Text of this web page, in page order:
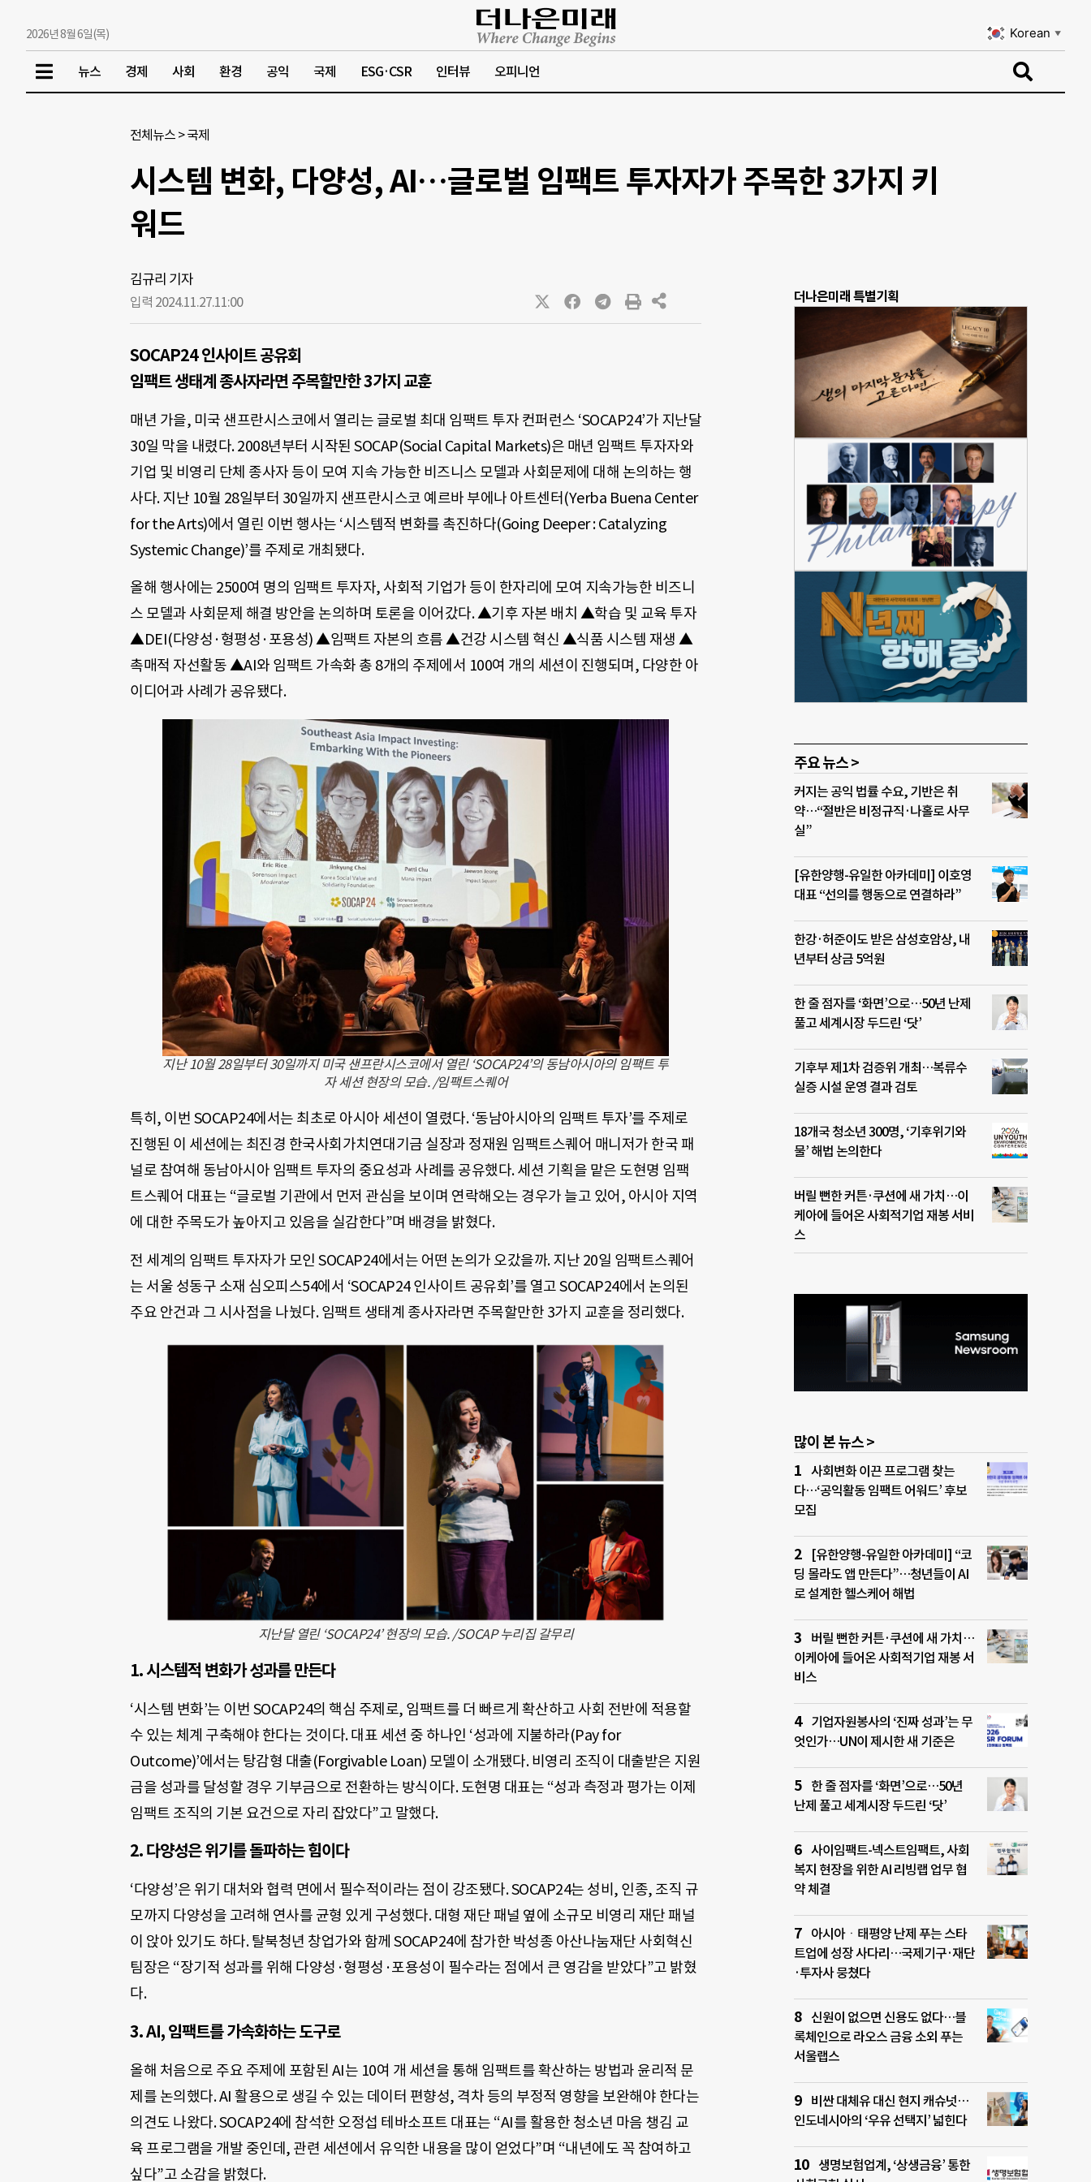
2026년 8월 6일(목) Korean ▼
뉴스 경제 사회 환경 공익 국제 ESG·CSR 인터뷰 오피니언
전체뉴스 >국제
시스템 변화, 다양성, AI…글로벌 임팩트 투자자가 주목한 3가지 키
워드
김규리 기자
입력 2024.11.27.11:00
SOCAP24 인사이트 공유회
임팩트 생태계 종사자라면 주목할만한 3가지 교훈
매년 가을, 미국 샌프란시스코에서 열리는 글로벌 최대 임팩트 투자 컨퍼런스 ‘SOCAP24’가 지난달
30일 막을 내렸다. 2008년부터 시작된 SOCAP(Social Capital Markets)은 매년 임팩트 투자자와
기업 및 비영리 단체 종사자 등이 모여 지속 가능한 비즈니스 모델과 사회문제에 대해 논의하는 행
사다. 지난 10월 28일부터 30일까지 샌프란시스코 예르바 부에나 아트센터(Yerba Buena Center
for the Arts)에서 열린 이번 행사는 ‘시스템적 변화를 촉진하다(Going Deeper : Catalyzing
Systemic Change)’를 주제로 개최됐다.
올해 행사에는 2500여 명의 임팩트 투자자, 사회적 기업가 등이 한자리에 모여 지속가능한 비즈니
스 모델과 사회문제 해결 방안을 논의하며 토론을 이어갔다. ▲기후 자본 배치 ▲학습 및 교육 투자
▲DEI(다양성·형평성·포용성) ▲임팩트 자본의 흐름 ▲건강 시스템 혁신 ▲식품 시스템 재생 ▲
촉매적 자선활동 ▲AI와 임팩트 가속화 총 8개의 주제에서 100여 개의 세션이 진행되며, 다양한 아
이디어과 사례가 공유됐다.
지난 10월 28일부터 30일까지 미국 샌프란시스코에서 열린 ‘SOCAP24’의 동남아시아의 임팩트 투
자 세션 현장의 모습. /임팩트스퀘어
특히, 이번 SOCAP24에서는 최초로 아시아 세션이 열렸다. ‘동남아시아의 임팩트 투자’를 주제로
진행된 이 세션에는 최진경 한국사회가치연대기금 실장과 정재원 임팩트스퀘어 매니저가 한국 패
널로 참여해 동남아시아 임팩트 투자의 중요성과 사례를 공유했다. 세션 기획을 맡은 도현명 임팩
트스퀘어 대표는 “글로벌 기관에서 먼저 관심을 보이며 연락해오는 경우가 늘고 있어, 아시아 지역
에 대한 주목도가 높아지고 있음을 실감한다”며 배경을 밝혔다.
전 세계의 임팩트 투자자가 모인 SOCAP24에서는 어떤 논의가 오갔을까. 지난 20일 임팩트스퀘어
는 서울 성동구 소재 심오피스54에서 ‘SOCAP24 인사이트 공유회’를 열고 SOCAP24에서 논의된
주요 안건과 그 시사점을 나눴다. 임팩트 생태계 종사자라면 주목할만한 3가지 교훈을 정리했다.
지난달 열린 ‘SOCAP24’ 현장의 모습. /SOCAP 누리집 갈무리
1. 시스템적 변화가 성과를 만든다
‘시스템 변화’는 이번 SOCAP24의 핵심 주제로, 임팩트를 더 빠르게 확산하고 사회 전반에 적용할
수 있는 체계 구축해야 한다는 것이다. 대표 세션 중 하나인 ‘성과에 지불하라(Pay for
Outcome)’에서는 탕감형 대출(Forgivable Loan) 모델이 소개됐다. 비영리 조직이 대출받은 지원
금을 성과를 달성할 경우 기부금으로 전환하는 방식이다. 도현명 대표는 “성과 측정과 평가는 이제
임팩트 조직의 기본 요건으로 자리 잡았다”고 말했다.
2. 다양성은 위기를 돌파하는 힘이다
‘다양성’은 위기 대처와 협력 면에서 필수적이라는 점이 강조됐다. SOCAP24는 성비, 인종, 조직 규
모까지 다양성을 고려해 연사를 균형 있게 구성했다. 대형 재단 패널 옆에 소규모 비영리 재단 패널
이 앉아 있기도 하다. 탈북청년 창업가와 함께 SOCAP24에 참가한 박성종 아산나눔재단 사회혁신
팀장은 “장기적 성과를 위해 다양성·형평성·포용성이 필수라는 점에서 큰 영감을 받았다”고 밝혔
다.
3. AI, 임팩트를 가속화하는 도구로
올해 처음으로 주요 주제에 포함된 AI는 10여 개 세션을 통해 임팩트를 확산하는 방법과 윤리적 문
제를 논의했다. AI 활용으로 생길 수 있는 데이터 편향성, 격차 등의 부정적 영향을 보완해야 한다는
의견도 나왔다. SOCAP24에 참석한 오정섭 테바소프트 대표는 “AI를 활용한 청소년 마음 챙김 교
육 프로그램을 개발 중인데, 관련 세션에서 유익한 내용을 많이 얻었다”며 “내년에도 꼭 참여하고
싶다”고 소감을 밝혔다.
더나은미래 특별기획
주요 뉴스 >
커지는 공익 법률 수요, 기반은 취
약…“절반은 비정규직·나홀로 사무
실”
[유한양행-유일한 아카데미] 이호영
대표 “선의를 행동으로 연결하라”
한강·허준이도 받은 삼성호암상, 내
년부터 상금 5억원
한 줄 점자를 ‘화면’으로…50년 난제
풀고 세계시장 두드린 ‘닷’
기후부 제1차 검증위 개최…복류수
실증 시설 운영 결과 검토
18개국 청소년 300명, ‘기후위기와
물’ 해법 논의한다
버릴 뻔한 커튼·쿠션에 새 가치…이
케아에 들어온 사회적기업 재봉 서비
스
많이 본 뉴스 >
사회변화 이끈 프로그램 찾는
다…‘공익활동 임팩트 어워드’ 후보
모집
[유한양행-유일한 아카데미] “코
딩 몰라도 앱 만든다”…청년들이 AI
로 설계한 헬스케어 해법
버릴 뻔한 커튼·쿠션에 새 가치…
이케아에 들어온 사회적기업 재봉 서
비스
기업자원봉사의 ‘진짜 성과’는 무
엇인가…UN이 제시한 새 기준은
한 줄 점자를 ‘화면’으로…50년
난제 풀고 세계시장 두드린 ‘닷’
사이임팩트-넥스트임팩트, 사회
복지 현장을 위한 AI 리빙랩 업무 협
약 체결
아시아ㆍ태평양 난제 푸는 스타
트업에 성장 사다리…국제기구·재단
·투자사 뭉쳤다
신원이 없으면 신용도 없다…블
록체인으로 라오스 금융 소외 푸는
서울랩스
비싼 대체유 대신 현지 캐슈넛…
인도네시아의 ‘우유 선택지’ 넓힌다
생명보험업계, ‘상생금융’ 통한